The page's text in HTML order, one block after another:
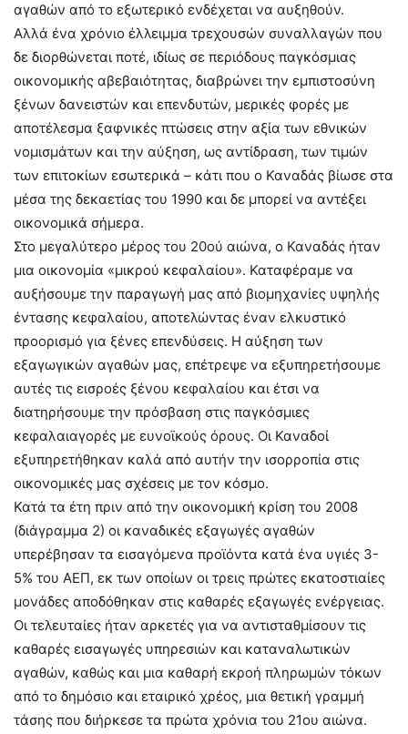
αγαθών από το εξωτερικό ενδέχεται να αυξηθούν.
Αλλά ένα χρόνιο έλλειμμα τρεχουσών συναλλαγών που
δε διορθώνεται ποτέ, ιδίως σε περιόδους παγκόσμιας
οικονομικής αβεβαιότητας, διαβρώνει την εμπιστοσύνη
ξένων δανειστών και επενδυτών, μερικές φορές με
αποτέλεσμα ξαφνικές πτώσεις στην αξία των εθνικών
νομισμάτων και την αύξηση, ως αντίδραση, των τιμών
των επιτοκίων εσωτερικά – κάτι που ο Καναδάς βίωσε στα
μέσα της δεκαετίας του 1990 και δε μπορεί να αντέξει
οικονομικά σήμερα.
Στο μεγαλύτερο μέρος του 20ού αιώνα, ο Καναδάς ήταν
μια οικονομία «μικρού κεφαλαίου». Καταφέραμε να
αυξήσουμε την παραγωγή μας από βιομηχανίες υψηλής
έντασης κεφαλαίου, αποτελώντας έναν ελκυστικό
προορισμό για ξένες επενδύσεις. Η αύξηση των
εξαγωγικών αγαθών μας, επέτρεψε να εξυπηρετήσουμε
αυτές τις εισροές ξένου κεφαλαίου και έτσι να
διατηρήσουμε την πρόσβαση στις παγκόσμιες
κεφαλαιαγορές με ευνοϊκούς όρους. Οι Καναδοί
εξυπηρετήθηκαν καλά από αυτήν την ισορροπία στις
οικονομικές μας σχέσεις με τον κόσμο.
Κατά τα έτη πριν από την οικονομική κρίση του 2008
(διάγραμμα 2) οι καναδικές εξαγωγές αγαθών
υπερέβησαν τα εισαγόμενα προϊόντα κατά ένα υγιές 3-
5% του ΑΕΠ, εκ των οποίων οι τρεις πρώτες εκατοστιαίες
μονάδες αποδόθηκαν στις καθαρές εξαγωγές ενέργειας.
Οι τελευταίες ήταν αρκετές για να αντισταθμίσουν τις
καθαρές εισαγωγές υπηρεσιών και καταναλωτικών
αγαθών, καθώς και μια καθαρή εκροή πληρωμών τόκων
από το δημόσιο και εταιρικό χρέος, μια θετική γραμμή
τάσης που διήρκεσε τα πρώτα χρόνια του 21ου αιώνα.